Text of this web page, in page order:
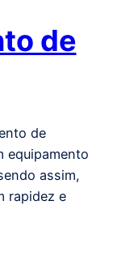
de
de
equipamento
assim,
rapidez e